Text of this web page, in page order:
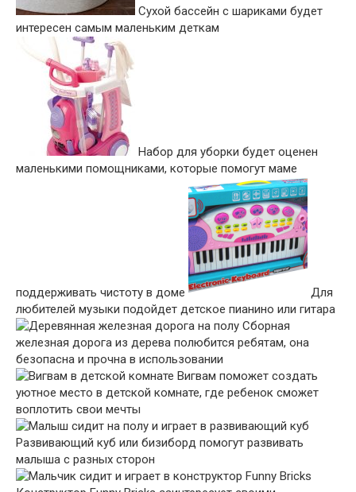
Сухой бассейн с шариками будет
интересен самым маленьким деткам
Набор для уборки будет оценен
маленькими помощниками, которые помогут маме
поддерживать чистоту в доме
Для
любителей музыки подойдет детское пианино или гитара
Сборная
железная дорога из дерева полюбится ребятам, она
безопасна и прочна в использовании
Вигвам поможет создать
уютное место в детской комнате, где ребенок сможет
воплотить свои мечты
Развивающий куб или бизиборд помогут развивать
малыша с разных сторон